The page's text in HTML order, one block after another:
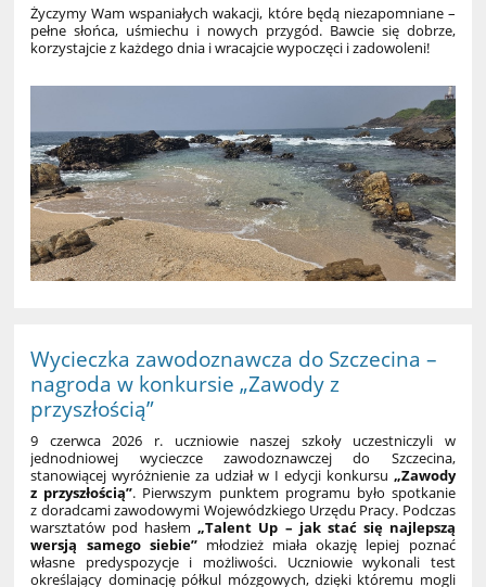
Życzymy Wam wspaniałych wakacji, które będą niezapomniane –
pełne słońca, uśmiechu i nowych przygód. Bawcie się dobrze,
korzystajcie z każdego dnia i wracajcie wypoczęci i zadowoleni!
Wycieczka zawodoznawcza do Szczecina –
nagroda w konkursie „Zawody z
przyszłością”
9 czerwca 2026 r. uczniowie naszej szkoły uczestniczyli w
jednodniowej wycieczce zawodoznawczej do Szczecina,
stanowiącej wyróżnienie za udział w I edycji konkursu „Zawody
z przyszłością”. Pierwszym punktem programu było spotkanie
z doradcami zawodowymi Wojewódzkiego Urzędu Pracy. Podczas
warsztatów pod hasłem„Talent Up – jak stać się najlepszą
wersją samego siebie”młodzież miała okazję lepiej poznać
własne predyspozycje i możliwości. Uczniowie wykonali test
określający dominację półkul mózgowych, dzięki któremu mogli